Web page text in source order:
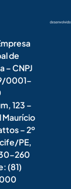
de
– CNPJ
0001-
123 –
Maurício
– 2º
PE,
260
(81)